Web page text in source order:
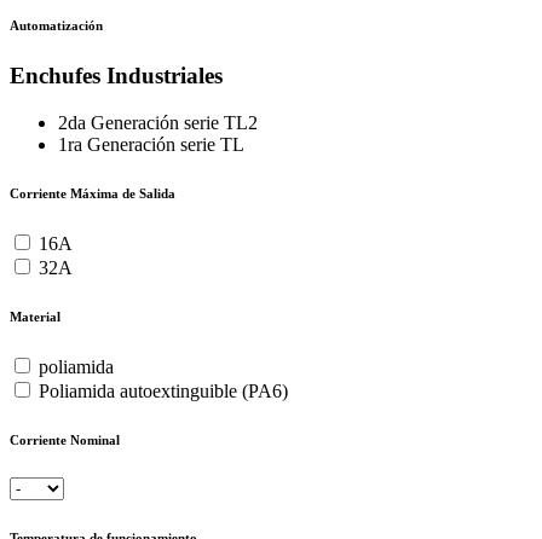
Automatización
Enchufes Industriales
2da Generación serie TL2
1ra Generación serie TL
Corriente Máxima de Salida
16A
32A
Material
poliamida
Poliamida autoextinguible (PA6)
Corriente Nominal